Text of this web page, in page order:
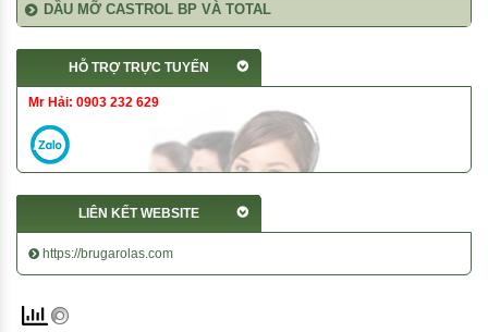
DẦU MỠ CASTROL BP VÀ TOTAL
HỖ TRỢ TRỰC TUYẾN
Mr Hải: 0903 232 629
LIÊN KẾT WEBSITE
https://brugarolas.com